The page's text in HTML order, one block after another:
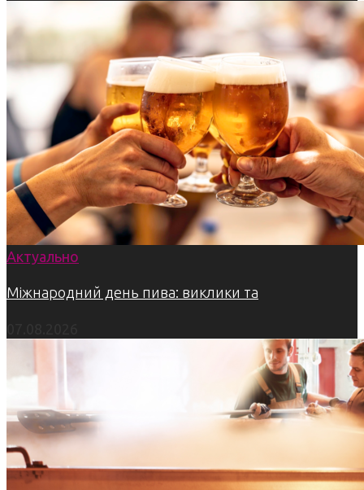
Актуально
Міжнародний день пива: виклики та